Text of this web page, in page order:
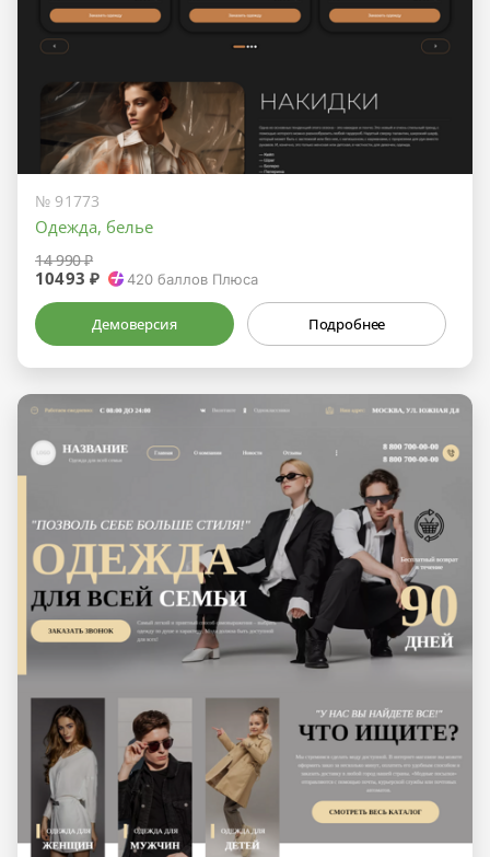
№ 91773
Одежда, белье
14 990 ₽
10493 ₽ 420 баллов Плюса
Демоверсия Подробнее